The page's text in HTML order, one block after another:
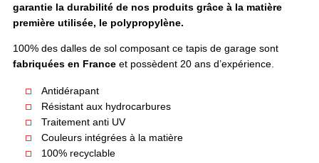
garantie la durabilité de nos produits grâce à la matière
première utilisée, le polypropylène.
100% des dalles de sol composant ce tapis de garage sont
fabriquées en Franceet possèdent 20 ans d’expérience.
Antidérapant
Résistant aux hydrocarbures
Traitement anti UV
Couleurs intégrées à la matière
100% recyclable